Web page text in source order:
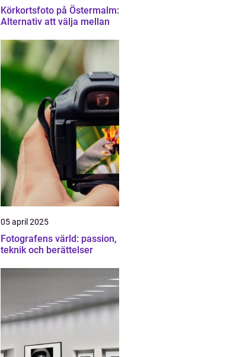
Körkortsfoto på Östermalm:
Alternativ att välja mellan
05 april 2025
Fotografens värld: passion,
teknik och berättelser